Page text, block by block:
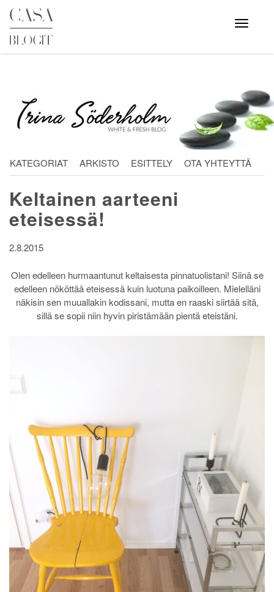
Skip
content
Avaa
valikko
KATEGORIAT ARKISTO ESITTELY OTA YHTEYTTÄ
Keltainen aarteeni
eteisessä!
2.8.2015
Olen edelleen hurmaantunut keltaisesta pinnatuolistani! Siinä se
edelleen nököttää eteisessä kuin luotuna paikoilleen. Mielelläni
näkisin sen muuallakin kodissani, mutta en raaski siirtää sitä,
sillä se sopii niin hyvin piristämään pientä eteistäni.